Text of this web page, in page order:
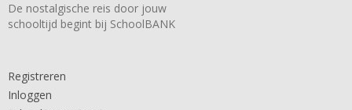
De nostalgische reis door jouw
schooltijd begint bij SchoolBANK
Registreren
Inloggen